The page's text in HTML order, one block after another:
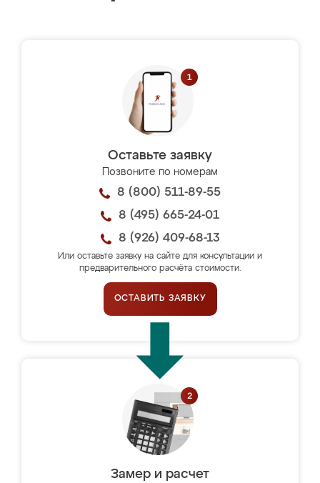
Оставьте заявку
Позвоните по номерам
8 (800) 511-89-55
8 (495) 665-24-01
8 (926) 409-68-13
Или оставьте заявку на сайте для консультации и
предварительного расчёта стоимости.
ОСТАВИТЬ ЗАЯВКУ
Замер и расчет